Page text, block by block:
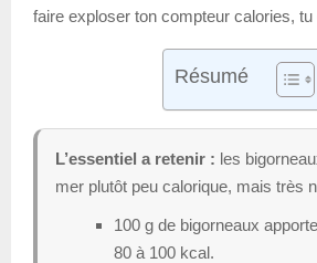
faire exploser ton compteur calories, tu
Résumé
L’essentiel a retenir : les
mer plutôt peu calorique, mais très
100 g de bigorneaux
80 à 100 kcal.